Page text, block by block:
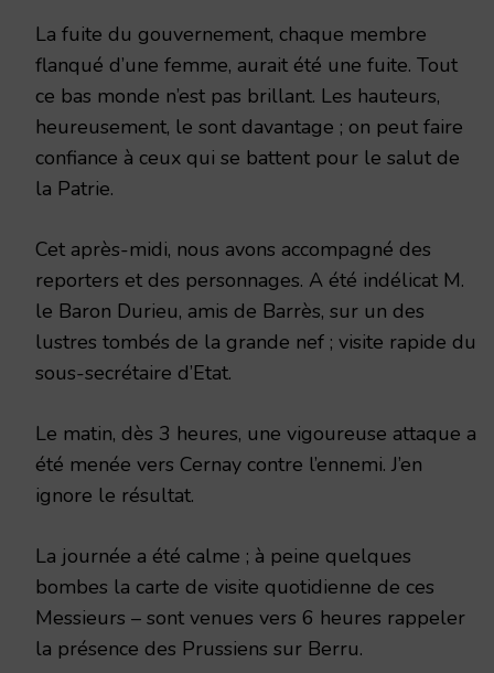
La fuite du gouvernement, chaque membre
flanqué d’une femme, aurait été une fuite. Tout
ce bas monde n’est pas brillant. Les hauteurs,
heureusement, le sont davantage ; on peut faire
confiance à ceux qui se battent pour le salut de
la Patrie.
Cet après-midi, nous avons accompagné des
reporters et des personnages. A été indélicat M.
le Baron Durieu, amis de Barrès, sur un des
lustres tombés de la grande nef ; visite rapide du
sous-secrétaire d’Etat.
Le matin, dès 3 heures, une vigoureuse attaque a
été menée vers Cernay contre l’ennemi. J’en
ignore le résultat.
La journée a été calme ; à peine quelques
bombes la carte de visite quotidienne de ces
Messieurs – sont venues vers 6 heures rappeler
la présence des Prussiens sur Berru.